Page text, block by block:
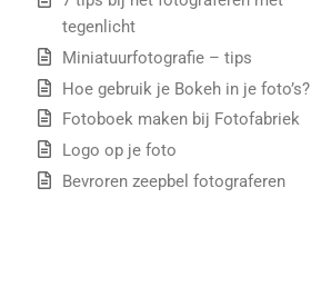
tegenlicht
Miniatuurfotografie – tips
Hoe gebruik je Bokeh in je foto’s?
Fotoboek maken bij Fotofabriek
Logo op je foto
Bevroren zeepbel fotograferen